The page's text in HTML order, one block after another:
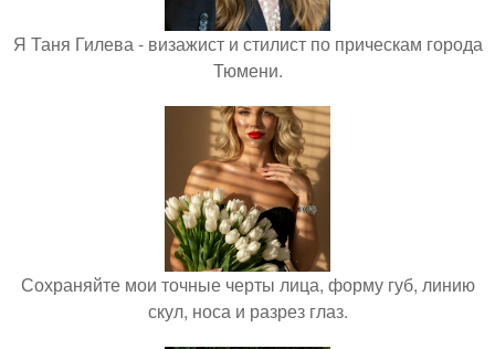
Я Таня Гилева - визажист и стилист по прическам города
Тюмени.
Сохраняйте мои точные черты лица, форму губ, линию
скул, носа и разрез глаз.